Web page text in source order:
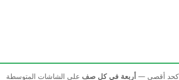
كحد أقصى — أربعة في كل صف على الشاشات المتوسطة